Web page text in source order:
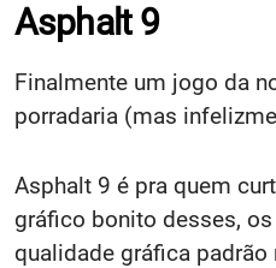
Asphalt 9
Finalmente um jogo da
porradaria (mas
Asphalt 9 é pra quem
gráfico bonito desses,
qualidade gráfica